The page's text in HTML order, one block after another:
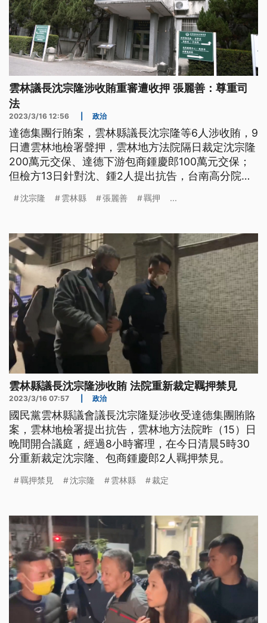
雲林議長沈宗隆涉收賄重審遭收押 張麗善：尊重司
法
2023/3/16 12:56 政治
達德集團行賄案，雲林縣議長沈宗隆等6人涉收賄，9
日遭雲林地檢署聲押，雲林地方法院隔日裁定沈宗隆
200萬元交保、達德下游包商鍾慶郎100萬元交保；
但檢方13日針對沈、鍾2人提出抗告，台南高分院昨
庭，到今日清晨5點裁定沈、鍾均收押禁見。
沈宗隆 雲林縣 張麗善 羈押 ...
雲林縣議長沈宗隆涉收賄 法院重新裁定羈押禁見
2023/3/16 07:57 政治
國民黨雲林縣議會議長沈宗隆疑涉收受達德集團賄賂
案，雲林地檢署提出抗告，雲林地方法院昨（15）日
晚間開合議庭，經過8小時審理，在今日清晨5時30
分重新裁定沈宗隆、包商鍾慶郎2人羈押禁見。
羈押禁見 沈宗隆 雲林縣 裁定